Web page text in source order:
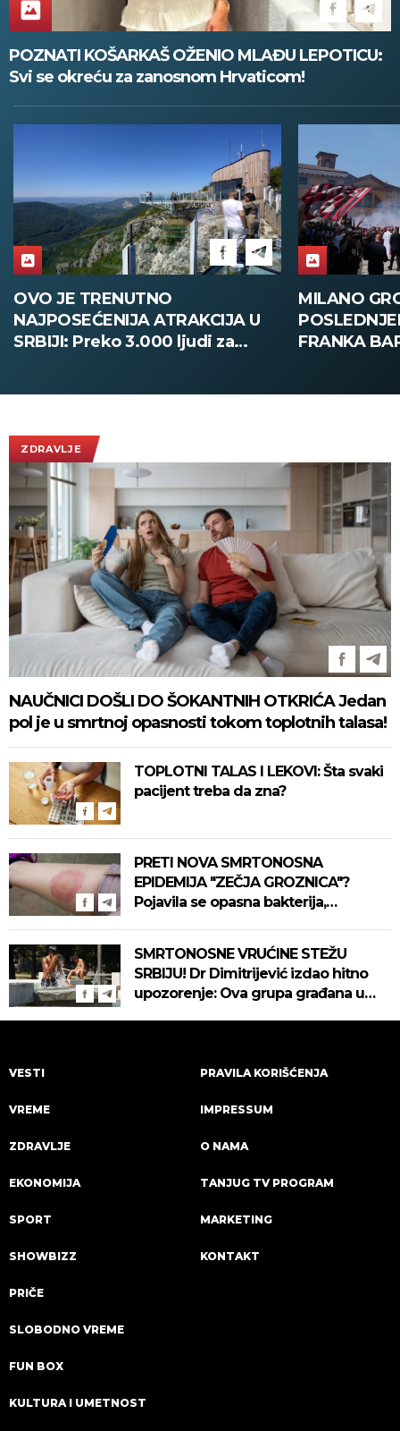
POZNATI KOŠARKAŠ OŽENIO MLAĐU LEPOTICU:
Svi se okreću za zanosnom Hrvaticom!
MILANO GRCAO U SUZAMA NA
POSLEDNJEM ISPRAĆAJU
FRANKA BAREZIJA: Hiljade ljudi
HAMBURG
300.000
ponosa uz
ZDRAVLJE
NAUČNICI DOŠLI DO ŠOKANTNIH OTKRIĆA Jedan
pol je u smrtnoj opasnosti tokom toplotnih talasa!
TOPLOTNI TALAS I LEKOVI: Šta svaki
pacijent treba da zna?
PRETI NOVA SMRTONOSNA
EPIDEMIJA "ZEČJA GROZNICA"?
Pojavila se opasna bakterija,
SMRTONOSNE VRUĆINE STEŽU
SRBIJU! Dr Dimitrijević izdao hitno
upozorenje: Ova grupa građana u
VESTI
VREME
ZDRAVLJE
EKONOMIJA
SPORT
SHOWBIZZ
PRIČE
SLOBODNO VREME
FUN BOX
KULTURA I UMETNOST
PRAVILA KORIŠĆENJA
IMPRESSUM
O NAMA
TANJUG TV PROGRAM
MARKETING
KONTAKT